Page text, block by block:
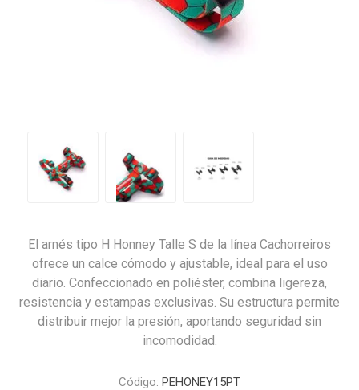
El arnés tipo H Honney Talle S de la línea Cachorreiros
ofrece un calce cómodo y ajustable, ideal para el uso
diario. Confeccionado en poliéster, combina ligereza,
resistencia y estampas exclusivas. Su estructura permite
distribuir mejor la presión, aportando seguridad sin
incomodidad.
Código: PEHONEY15PT